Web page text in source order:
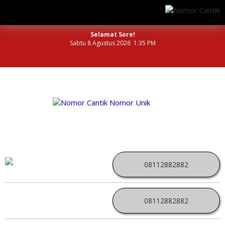
Selamat Sore!
Sabtu 8 Agustus 2026 1:35 PM
08112882882
08112882882